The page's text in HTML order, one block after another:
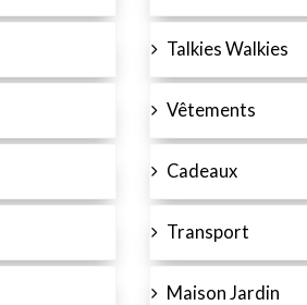
Talkies Walkies
Vêtements
Cadeaux
Transport
Maison Jardin